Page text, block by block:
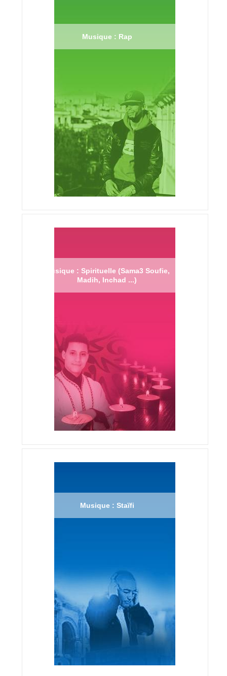
Musique : Rap
Musique : Spirituelle (Sama3 Soufie,
Madih, Inchad ...)
Musique : Staïfi